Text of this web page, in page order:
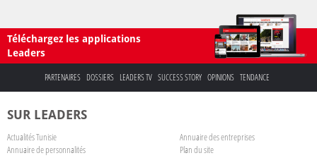
Téléchargez les applications
Leaders
PARTENAIRES DOSSIERS LEADERS TV SUCCESS STORY OPINIONS TENDANCE
SUR LEADERS
Actualités Tunisie
Annuaire des entreprises
Annuaire de personnalités
Plan du site